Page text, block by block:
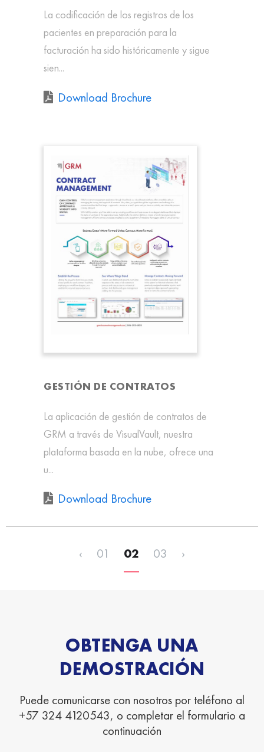
La codificación de los registros de los
pacientes en preparación para la
facturación ha sido históricamente y sigue
sien...
Download Brochure
GESTIÓN DE CONTRATOS
La aplicación de gestión de contratos de
GRM a través de VisualVault, nuestra
plataforma basada en la nube, ofrece una
u...
Download Brochure
‹ 01 02 03 ›
OBTENGA UNA
DEMOSTRACIÓN
Puede comunicarse con nosotros por teléfono al
+57 324 4120543, o completar el formulario a
continuación